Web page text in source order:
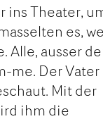
ins Theater,
es,
Alle, ausser
me. Der Vater
Mit der
ihm die